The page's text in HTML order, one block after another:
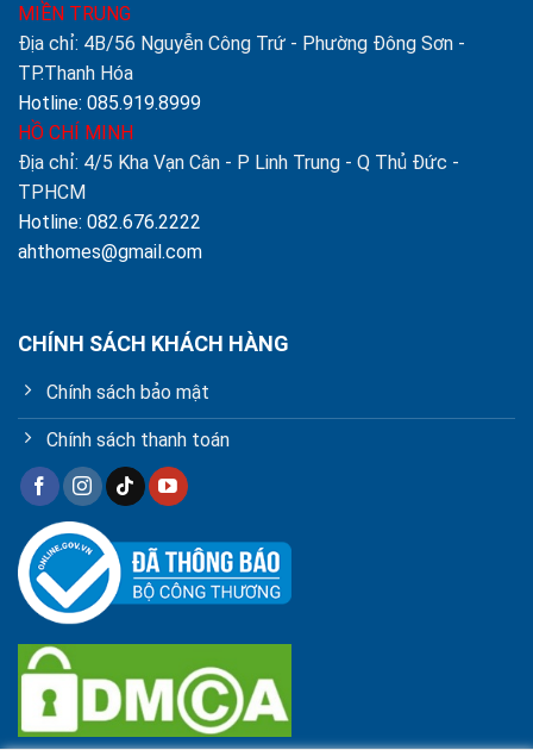
MIỀN TRUNG
Địa chỉ: 4B/56 Nguyễn Công Trứ - Phường Đông Sơn -
TP.Thanh Hóa
Hotline: 085.919.8999
HỒ CHÍ MINH
Địa chỉ: 4/5 Kha Vạn Cân - P Linh Trung - Q Thủ Đức -
TPHCM
Hotline: 082.676.2222
ahthomes@gmail.com
CHÍNH SÁCH KHÁCH HÀNG
Chính sách bảo mật
Chính sách thanh toán